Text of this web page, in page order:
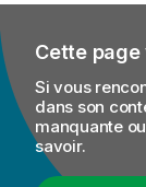
Cette
Si vous
dans son
manquante
savoir.